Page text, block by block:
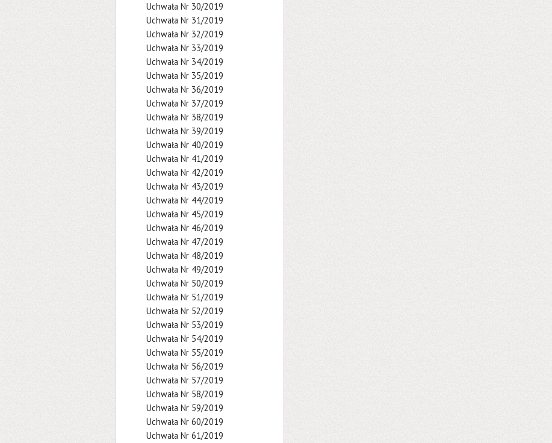
Uchwała Nr 30/2019
Uchwała Nr 31/2019
Uchwała Nr 32/2019
Uchwała Nr 33/2019
Uchwała Nr 34/2019
Uchwała Nr 35/2019
Uchwała Nr 36/2019
Uchwała Nr 37/2019
Uchwała Nr 38/2019
Uchwała Nr 39/2019
Uchwała Nr 40/2019
Uchwała Nr 41/2019
Uchwała Nr 42/2019
Uchwała Nr 43/2019
Uchwała Nr 44/2019
Uchwała Nr 45/2019
Uchwała Nr 46/2019
Uchwała Nr 47/2019
Uchwała Nr 48/2019
Uchwała Nr 49/2019
Uchwała Nr 50/2019
Uchwała Nr 51/2019
Uchwała Nr 52/2019
Uchwała Nr 53/2019
Uchwała Nr 54/2019
Uchwała Nr 55/2019
Uchwała Nr 56/2019
Uchwała Nr 57/2019
Uchwała Nr 58/2019
Uchwała Nr 59/2019
Uchwała Nr 60/2019
Uchwała Nr 61/2019